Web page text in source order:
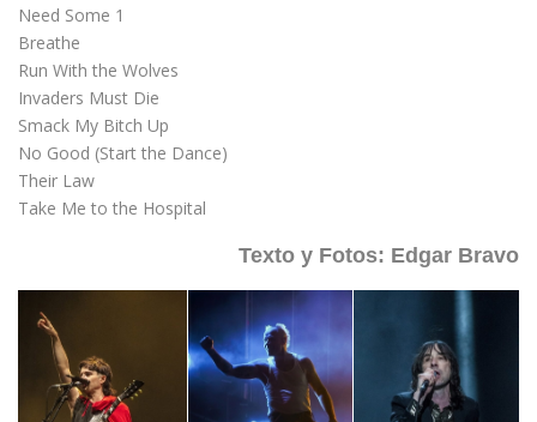
Need Some 1
Breathe
Run With the Wolves
Invaders Must Die
Smack My Bitch Up
No Good (Start the Dance)
Their Law
Take Me to the Hospital
Texto y Fotos: Edgar Bravo